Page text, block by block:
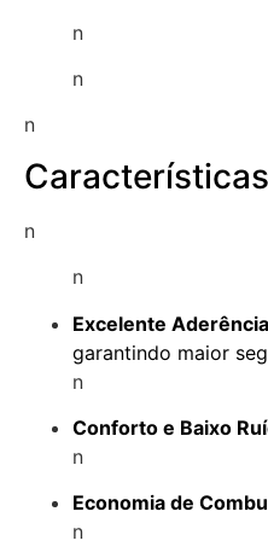
n
n
n
n
n
Excelente
garantindo maior
n
Conforto e Baixo
n
Economia de
n